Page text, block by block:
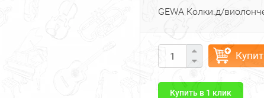
GEWA Колки.д/
Купить в 1 клик